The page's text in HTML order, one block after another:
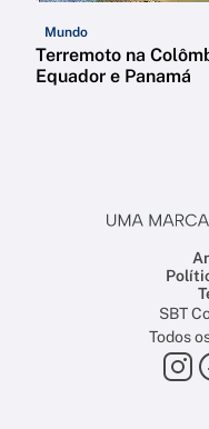
Mundo
Terremoto na
Equador e Panamá
SBT
Todos